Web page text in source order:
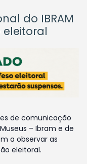
do IBRAM
de comunicação
– Ibram e de
a observar as
eleitoral.